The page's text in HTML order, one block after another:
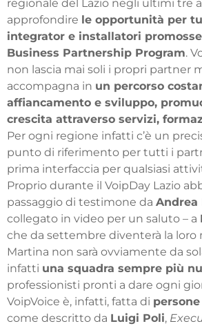
regionale del Lazio negli ultimi tre
approfondire le opportunità per
integrator e installatori
Business Partnership Program.
non lascia mai soli i propri partner
accompagna in un percorso
affiancamento e sviluppo,
crescita attraverso servizi,
Per ogni regione infatti c’è un
punto di riferimento per tutti i
prima interfaccia per qualsiasi
Proprio durante il VoipDay Lazio
passaggio di testimone da Andrea
collegato in video per un saluto – a
che da settembre diventerà la loro
Martina non sarà ovviamente da
infatti una squadra sempre più
professionisti pronti a dare ogni
VoipVoice è, infatti, fatta di
come descritto da Luigi Poli,